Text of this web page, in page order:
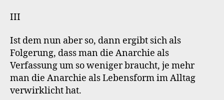
III
Ist dem nun aber so, dann ergibt sich als
Folgerung, dass man die Anarchie als
Verfassung um so weniger braucht, je mehr
man die Anarchie als Lebensform im Alltag
verwirklicht hat.